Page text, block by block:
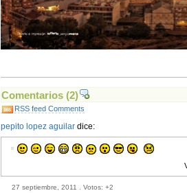
Comentarios (2)
RSS feed Comments
pepito lopez aguilar dice:
27 septiembre, 2011 . Votos: +2